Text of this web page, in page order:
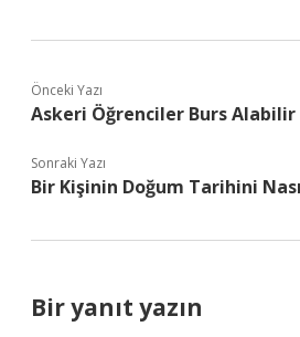
Önceki Yazı
Askeri Öğrenciler Burs Alabilir
Sonraki Yazı
Bir Kişinin Doğum Tarihini
Bir yanıt yazın